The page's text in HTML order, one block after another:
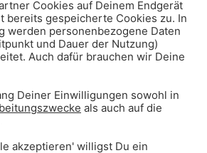
Hier gehts zum Stream!